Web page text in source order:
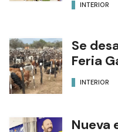
INTERIOR
Se
Feria
INTERIOR
Nueva